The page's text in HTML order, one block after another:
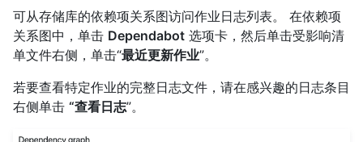
可从存储库的依赖项关系图访问作业日志列表。 在依赖项
关系图中，单击 Dependabot 选项卡，然后单击受影响清
单文件右侧，单击“最近更新作业”。
若要查看特定作业的完整日志文件，请在感兴趣的日志条目
右侧单击 “查看日志”。